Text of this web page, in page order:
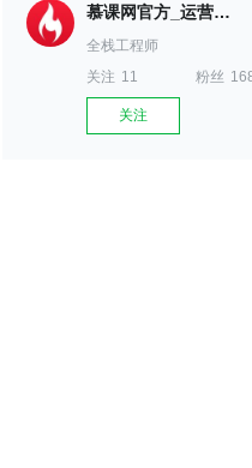
慕课网官方_运营中心
全栈工程师
关注 11 粉丝
关注